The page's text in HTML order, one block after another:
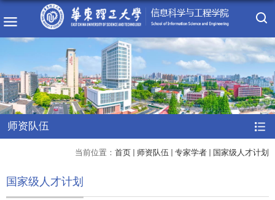
师资队伍
当前位置： 首页 师资队伍 专家学者 国家级人才计划
国家级人才计划